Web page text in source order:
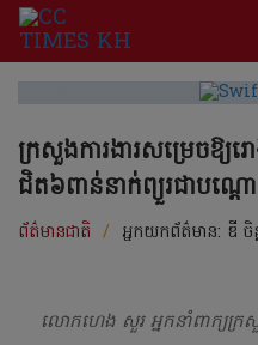
ក្រសួងការងារសម្រេចឱ្យរ
ជិត៦ពាន់នាក់ព្យួរជាបណ្តោ
ព័ត៌មានជាតិ / អ្នកយកព័ត៌មាន: ឌី ចិន្
លោកហេង សួរ អ្នកនាំពាក្យក្រសួ